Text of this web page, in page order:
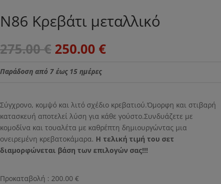
N86 Κρεβάτι μεταλλικό
275.00€ Original
price
was:
250.00 €Η
Παράδοση από 7 έως 15 ημέρες
Σύγχρονο, κομψό και λιτό σχέδιο κρεβατιού.Όμορφη και στιβαρή
κατασκευή αποτελεί λύση για κάθε γούστο.Συνδυάζετε με
κομοδίνα και τουαλέτα με καθρέπτη δημιουργώντας μια
ονειρεμένη κρεβατοκάμαρα. Η τελική τιμή του σετ
διαμορφώνεται βάση των επιλογών σας!!!
Προκαταβολή : 200.00 €